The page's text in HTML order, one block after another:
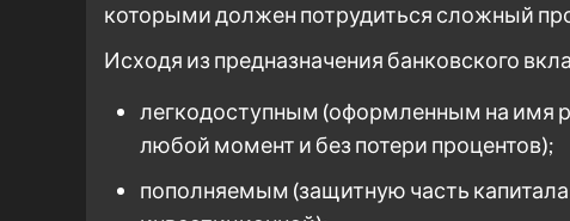
которыми должен потрудиться сложный
Исходя из предназначения банковского
легкодоступным (оформленным на имя
любой момент и без потери процентов);
пополняемым (защитную часть